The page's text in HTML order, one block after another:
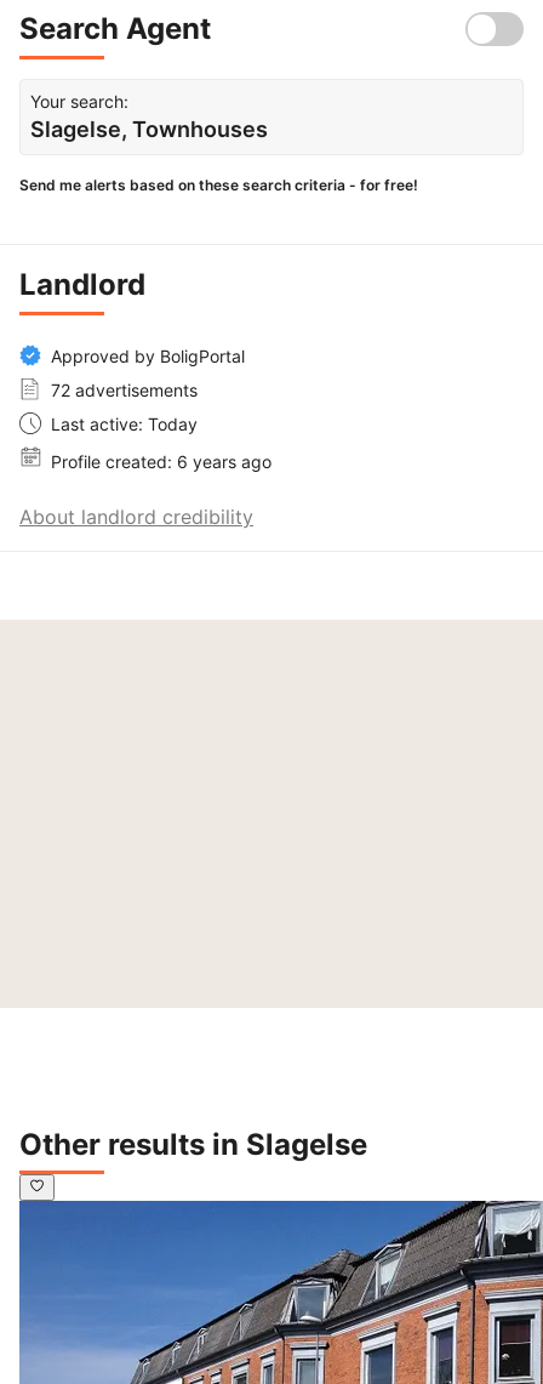
Search Agent
Your search:
Slagelse, Townhouses
Send me alerts based on these search criteria - for free!
Landlord
Approved by BoligPortal
72 advertisements
Last active: Today
Profile created: 6 years ago
About landlord credibility
Other results in Slagelse